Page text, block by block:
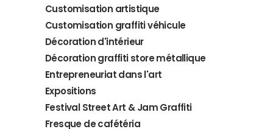
Customisation artistique
Customisation graffiti véhicule
Décoration d'intérieur
Décoration graffiti store métallique
Entrepreneuriat dans l'art
Expositions
Festival Street Art & Jam Graffiti
Fresque de cafétéria